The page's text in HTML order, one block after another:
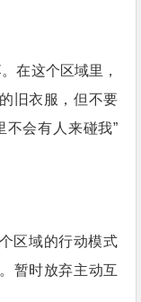
在这个区域里，
旧衣服，但不要
不会有人来碰我”
区域的行动模式
。暂时放弃主动互